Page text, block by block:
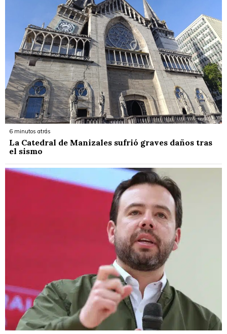
6 minutos atrás
La Catedral de Manizales sufrió graves daños tras
el sismo